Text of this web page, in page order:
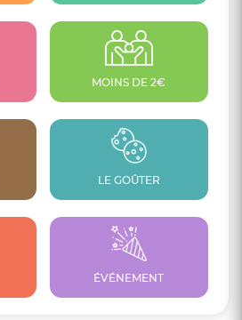
MOINS DE 2€
LE GOÛTER
ÉVÉNEMENT